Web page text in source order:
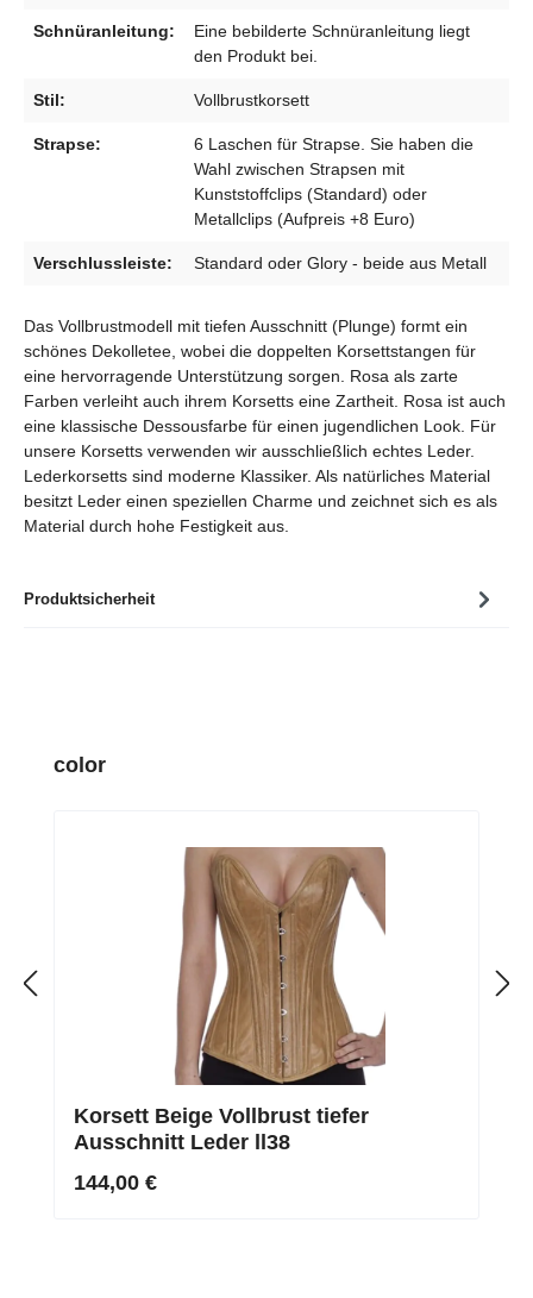
Produktsicherheit
Schnüranleitung:
Eine bebilderte Schnüranleitung liegt
den Produkt bei.
Stil: Vollbrustkorsett
Strapse:
6 Laschen für Strapse. Sie haben die
Wahl zwischen Strapsen mit
Kunststoffclips (Standard) oder
Metallclips (Aufpreis +8 Euro)
Verschlussleiste: Standard oder Glory - beide aus Metall
Das Vollbrustmodell mit tiefen Ausschnitt (Plunge) formt ein
schönes Dekolletee, wobei die doppelten Korsettstangen für
eine hervorragende Unterstützung sorgen. Rosa als zarte
Farben verleiht auch ihrem Korsetts eine Zartheit. Rosa ist auch
eine klassische Dessousfarbe für einen jugendlichen Look. Für
unsere Korsetts verwenden wir ausschließlich echtes Leder.
Lederkorsetts sind moderne Klassiker. Als natürliches Material
besitzt Leder einen speziellen Charme und zeichnet sich es als
Material durch hohe Festigkeit aus.
Produktgalerie überspringen
color
Korsett Beige Vollbrust tiefer
Ausschnitt Leder ll38
144,00 €